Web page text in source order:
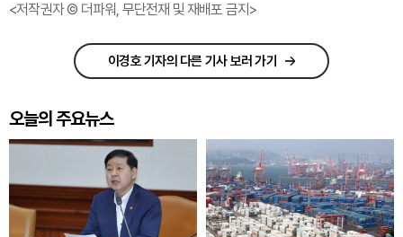
<저작권자 © 더파워, 무단전재 및 재배포 금지>
이경호 기자의 다른 기사 보러 가기
오늘의 주요뉴스